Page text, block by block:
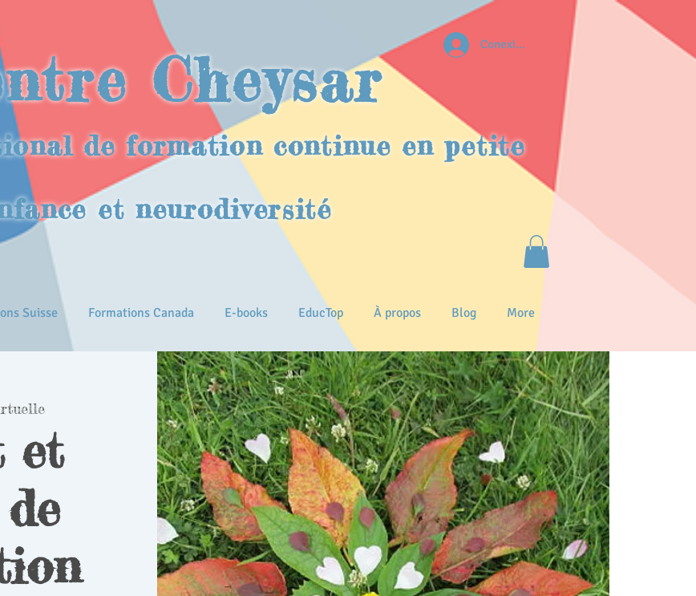
Cheysar
de formation continue en petite
et neurodiversité
Conexion
Suisse Formations Canada E-books EducTop À propos Blog More
et